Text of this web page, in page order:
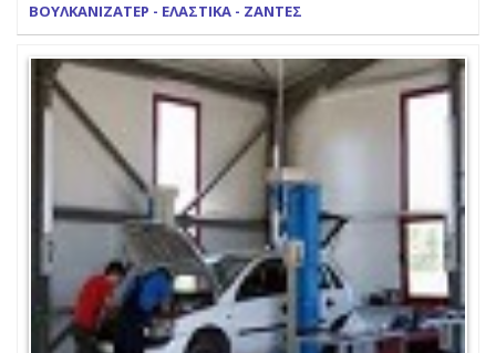
ΒΟΥΛΚΑΝΙΖΑΤΕΡ - ΕΛΑΣΤΙΚΑ - ΖΑΝΤΕΣ